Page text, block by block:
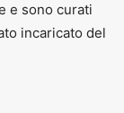
e sono curati
incaricato del